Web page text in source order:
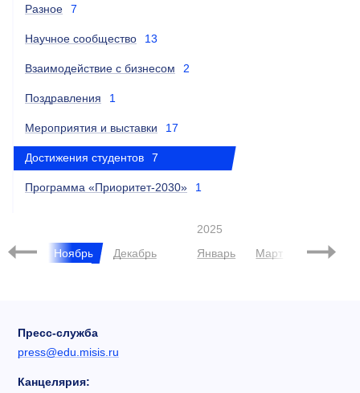
Разное 7
Научное сообщество 13
Взаимодействие с бизнесом 2
Поздравления 1
Мероприятия и выставки 17
Достижения студентов 7
Программа «Приоритет-2030» 1
Ноябрь Декабрь
2025
Январь
Март Апрель
Пресс-служба
press@edu.misis.ru
Канцелярия: